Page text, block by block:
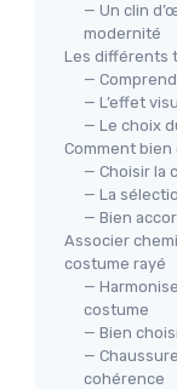
— Un clin
modernité
Les différents
—
— L’effet
— Le choix
Comment
— Choisir la
— La
— Bien
Associer
costume rayé
—
costume
— Bien
—
cohérence